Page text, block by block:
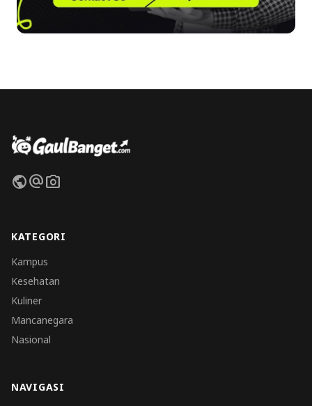
publicalternate_emailphoto_camera
KATEGORI
Kampus
Kesehatan
Kuliner
Mancanegara
Nasional
NAVIGASI